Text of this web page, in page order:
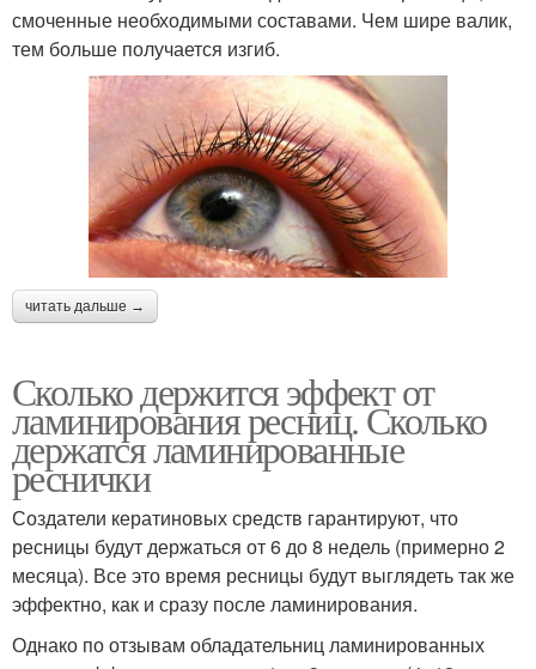
смоченные необходимыми составами. Чем шире валик,
тем больше получается изгиб.
читать дальше →
Сколько держится эффект от
ламинирования ресниц. Сколько
держатся ламинированные
реснички
Создатели кератиновых средств гарантируют, что
ресницы будут держаться от 6 до 8 недель (примерно 2
месяца). Все это время ресницы будут выглядеть так же
эффектно, как и сразу после ламинирования.
Однако по отзывам обладательниц ламинированных